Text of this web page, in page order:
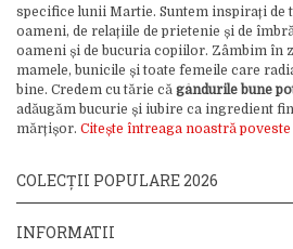
specifice lunii Martie. Suntem inspirați de
oameni, de relațiile de prietenie și de
oameni și de bucuria copiilor. Zâmbim în
mamele, bunicile și toate femeile care
bine. Credem cu tărie că gândurile bune
adăugăm bucurie și iubire ca ingredient
mărțișor. Citește întreaga noastră poveste
COLECȚII POPULARE 2026
INFORMATII